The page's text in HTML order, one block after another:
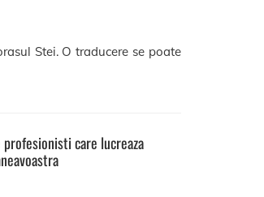
Stei. O traducere se poate
profesionisti care lucreaza